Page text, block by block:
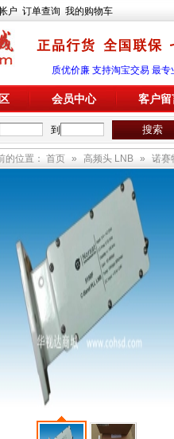
户 订单查询 我的购物车
质优价廉 支持淘宝交易 最
会员中心 客户留
到
的位置： 首页 » 高频头 LNB » 诺赛